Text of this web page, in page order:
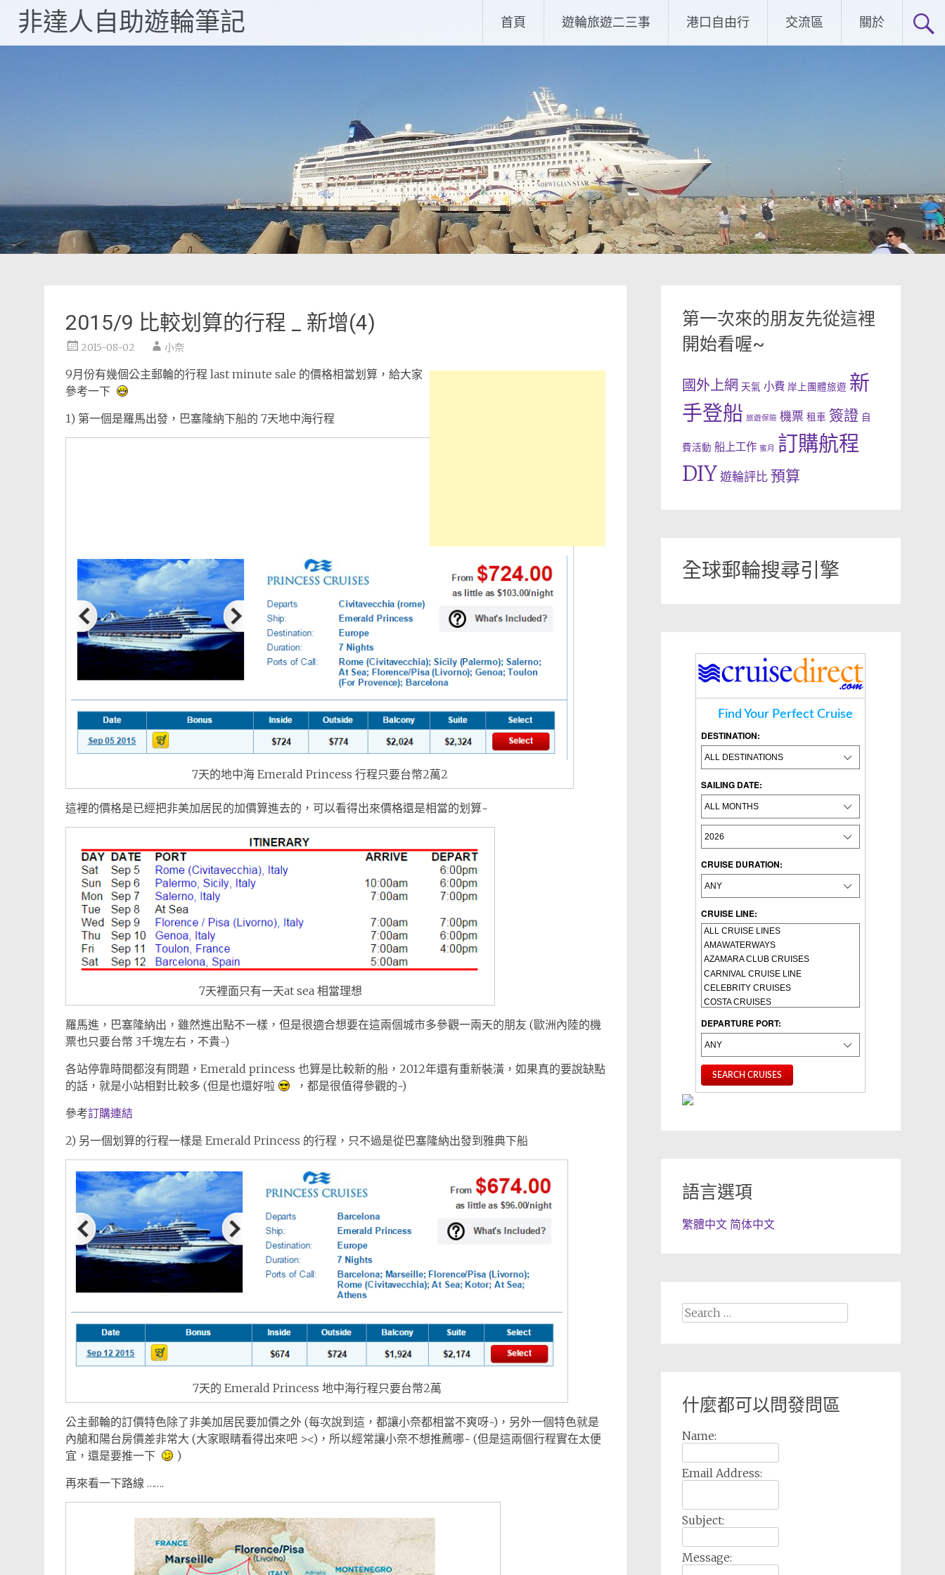
content
非達人自助遊輪筆記 首頁 遊輪旅遊二三事 港口自由行 交流區 關於
2015/9 比較划算的行程 _ 新增(4)
2015-08-02 小奈
9月份有幾個公主郵輪的行程 last minute sale 的價格相當划算，給大家
參考一下
1) 第一個是羅馬出發，巴塞隆納下船的 7天地中海行程
7天的地中海 Emerald Princess 行程只要台幣2萬2
這裡的價格是已經把非美加居民的加價算進去的，可以看得出來價格還是相當的划算~
7天裡面只有一天at sea 相當理想
羅馬進，巴塞隆納出，雖然進出點不一樣，但是很適合想要在這兩個城市多參觀一兩天的朋友 (歐洲內陸的機
票也只要台幣 3千塊左右，不貴~)
各站停靠時間都沒有問題，Emerald princess 也算是比較新的船，2012年還有重新裝潢，如果真的要說缺點
的話，就是小站相對比較多 (但是也還好啦
，都是很值得參觀的~)
參考訂購連結
2) 另一個划算的行程一樣是 Emerald Princess 的行程，只不過是從巴塞隆納出發到雅典下船
7天的 Emerald Princess 地中海行程只要台幣2萬
公主郵輪的訂價特色除了非美加居民要加價之外 (每次說到這，都讓小奈都相當不爽呀~)，另外一個特色就是
內艙和陽台房價差非常大 (大家眼睛看得出來吧 ><)，所以經常讓小奈不想推薦哪~ (但是這兩個行程實在太便
宜，還是要推一下
)
再來看一下路線 …….
第一次來的朋友先從這裡
開始看喔~
國外上網 天氣 小費 岸上團體旅遊 新
手登船 旅遊保險 機票 租車 簽證 自
費活動 船上工作 蜜月 訂購航程
DIY遊輪評比預算
全球郵輪搜尋引擎
Find Your Perfect Cruise
DESTINATION:
SAILING DATE:
CRUISE DURATION:
CRUISE LINE:
DEPARTURE PORT:
語言選項
繁體中文 简体中文
Search
for:
什麼都可以問發問區
Name:
Email Address:
Subject:
Message: